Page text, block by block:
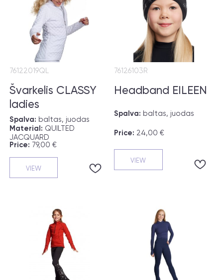
Švarkelis CLASSY
ladies
76122019QL
Spalva: baltas, juodas
Material: QUILTED
JACQUARD
Price: 79,00 €
VIEW
Headband EILEEN
76126103R
Spalva: baltas, juodas
Price: 24,00 €
VIEW